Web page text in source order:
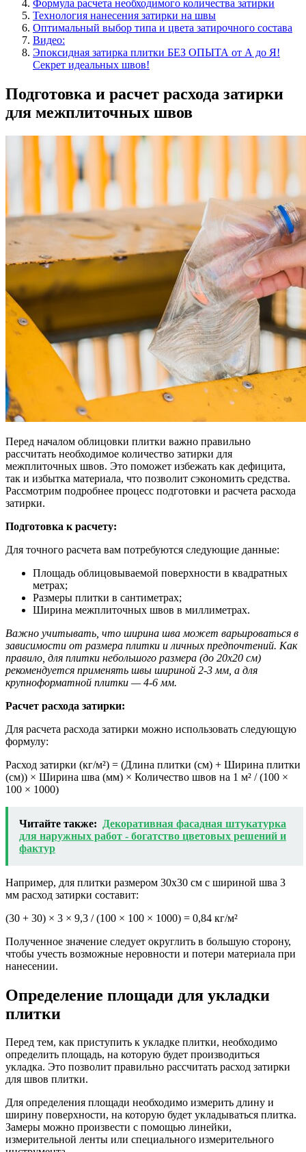
Формула расчета необходимого количества затирки
Технология нанесения затирки на швы
Оптимальный выбор типа и цвета затирочного состава
Видео:
Эпоксидная затирка плитки БЕЗ ОПЫТА от А до Я!
Секрет идеальных швов!
Подготовка и расчет расхода затирки
для межплиточных швов
Перед началом облицовки плитки важно правильно
рассчитать необходимое количество затирки для
межплиточных швов. Это поможет избежать как дефицита,
так и избытка материала, что позволит сэкономить средства.
Рассмотрим подробнее процесс подготовки и расчета расхода
затирки.
Подготовка к расчету:
Для точного расчета вам потребуются следующие данные:
Площадь облицовываемой поверхности в квадратных
метрах;
Размеры плитки в сантиметрах;
Ширина межплиточных швов в миллиметрах.
Важно учитывать, что ширина шва может варьироваться в
зависимости от размера плитки и личных предпочтений. Как
правило, для плитки небольшого размера (до 20х20 см)
рекомендуется применять швы шириной 2-3 мм, а для
крупноформатной плитки — 4-6 мм.
Расчет расхода затирки:
Для расчета расхода затирки можно использовать следующую
формулу:
Расход затирки (кг/м²) = (Длина плитки (см) + Ширина плитки
(см)) × Ширина шва (мм) × Количество швов на 1 м² / (100 ×
100 × 1000)
Читайте также:
Декоративная фасадная штукатурка
для наружных работ - богатство цветовых решений и
фактур
Например, для плитки размером 30х30 см с шириной шва 3
мм расход затирки составит:
(30 + 30) × 3 × 9,3 / (100 × 100 × 1000) = 0,84 кг/м²
Полученное значение следует округлить в большую сторону,
чтобы учесть возможные неровности и потери материала при
нанесении.
Определение площади для укладки
плитки
Перед тем, как приступить к укладке плитки, необходимо
определить площадь, на которую будет производиться
укладка. Это позволит правильно рассчитать расход затирки
для швов плитки.
Для определения площади необходимо измерить длину и
ширину поверхности, на которую будет укладываться плитка.
Замеры можно произвести с помощью линейки,
измерительной ленты или специального измерительного